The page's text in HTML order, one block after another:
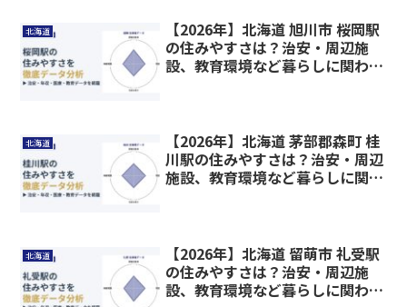
北海道
【2026年】北海道 旭川市 桜岡駅
の住みやすさは？治安・周辺施
設、教育環境など暮らしに関わる
北海道
【2026年】北海道 茅部郡森町 桂
川駅の住みやすさは？治安・周辺
施設、教育環境など暮らしに関わ
北海道
【2026年】北海道 留萌市 礼受駅
の住みやすさは？治安・周辺施
設、教育環境など暮らしに関わる